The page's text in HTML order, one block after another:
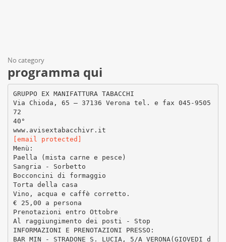
No category
programma qui
GRUPPO EX MANIFATTURA TABACCHI
Via Chioda, 65 – 37136 Verona tel. e fax 045-9505
72
40°
[email protected]
Menù:
Paella (mista carne e pesce)
Sangria - Sorbetto
Bocconcini di formaggio
Torta della casa
Vino, acqua e caffè corretto.
€ 25,00 a persona
Prenotazioni entro Ottobre
Al raggiungimento dei posti - Stop
INFORMAZIONI E PRENOTAZIONI PRESSO:
BAR MIN - STRADONE S. LUCIA, 5/A VERONA(GIOVEDI d